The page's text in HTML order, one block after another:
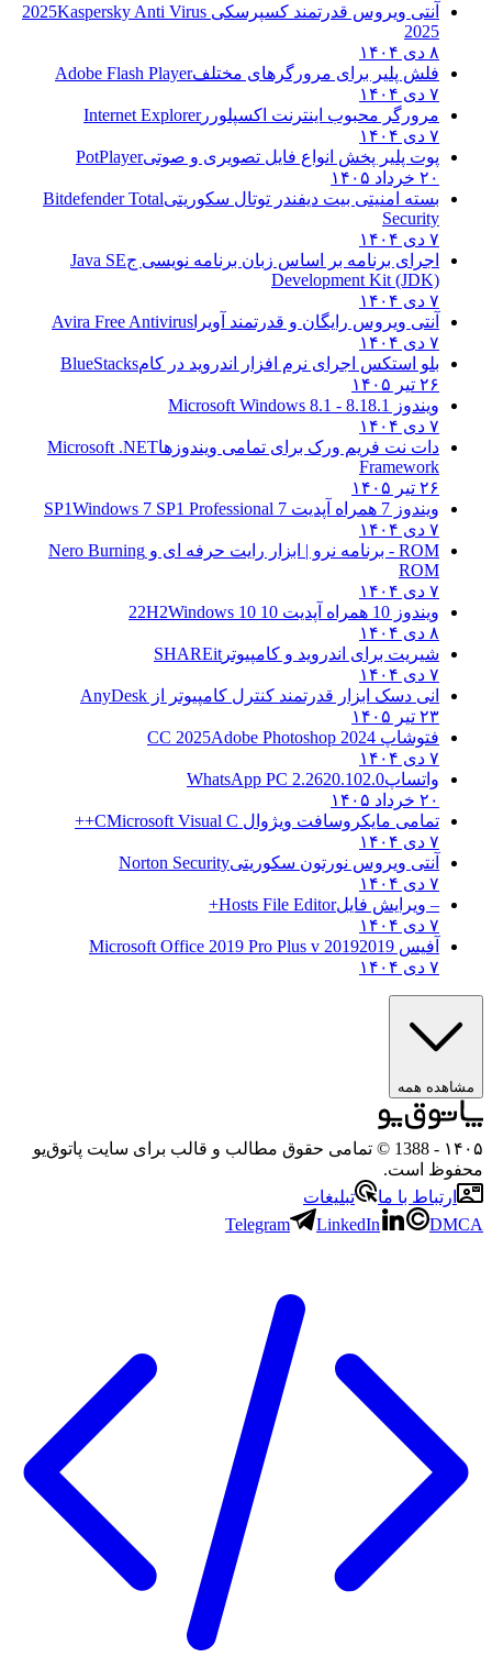
آنتی ویروس قدرتمند کسپرسکی 2025 Kaspersky Anti Virus
2025
فلش پلیر برای مرورگرهای مختلف Adobe Flash Player
مرورگر محبوب اینترنت اکسپلورر Internet Explorer
پوت پلیر پخش انواع فایل تصویری و صوتی PotPlayer
۲۰ خرداد ۱۴۰۵
بسته امنیتی بیت دیفندر توتال سکوریتی Bitdefender Total
Security
اجرای برنامه بر اساس زبان برنامه نویسی جJava SE
Development Kit (JDK)
آنتی ویروس رایگان و قدرتمند آویرا Avira Free Antivirus
بلو استکس اجرای نرم افزار اندروید در کامBlueStacks
۲۶ تیر ۱۴۰۵
ویندوز 8.1 8.1 - Microsoft Windows 8.1
دات نت فریم ورک برای تمامی ویندوزهاMicrosoft .NET
Framework
۲۶ تیر ۱۴۰۵
ویندوز 7 همراه آپدیت 7 SP1
Windows 7 SP1 Professional
ROM - برنامه نرو | ابزار رایت حرفه ای و
Nero Burning
ROM
ویندوز 10 همراه آپدیت 10 22H2
Windows 10
شیریت برای اندروید و کامپیوترSHAREit
انی دسک ابزار قدرتمند کنترل کامپیوتر از AnyDesk
۲۳ تیر ۱۴۰۵
فتوشاپ CC 2025Adobe Photoshop 2024
واتساپWhatsApp PC 2.2620.102.0
۲۰ خرداد ۱۴۰۵
تمامی مایکروسافت ویژوال C Microsoft Visual C++
آنتی ویروس نورتون سکوریتی Norton Security
– ویرایش فایل Hosts File Editor+
آفیس 2019 2019 Microsoft Office 2019 Pro Plus v
مشاهده همه
۱۴۰۵
- 1388 © تمامی حقوق مطالب و قالب برای سایت پاتوق‌یو
محفوظ است.
ارتباط با ما
تبلیغات
Telegram
LinkedIn DMCA